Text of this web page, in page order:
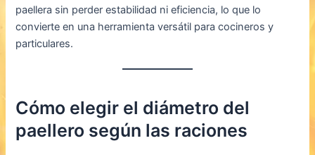
paellera sin perder estabilidad ni eficiencia, lo que lo
convierte en una herramienta versátil para cocineros y
particulares.
Cómo elegir el diámetro del
paellero según las raciones